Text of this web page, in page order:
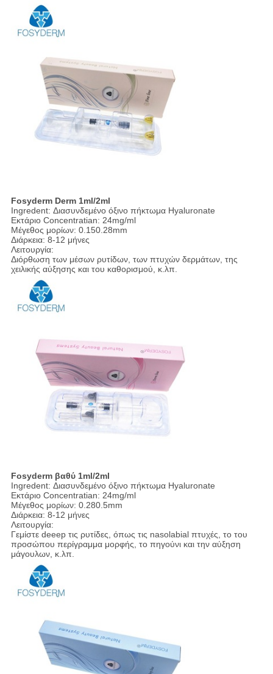
Fosyderm Derm 1ml/2ml
Ingredent: Διασυνδεμένο όξινο πήκτωμα Hyaluronate
Εκτάριο Concentratian: 24mg/ml
Μέγεθος μορίων: 0.150.28mm
Διάρκεια: 8-12 μήνες
Λειτουργία:
Διόρθωση των μέσων ρυτίδων, των πτυχών δερμάτων, της
χειλικής αύξησης και του καθορισμού, κ.λπ.
Fosyderm βαθύ 1ml/2ml
Ingredent: Διασυνδεμένο όξινο πήκτωμα Hyaluronate
Εκτάριο Concentratian: 24mg/ml
Μέγεθος μορίων: 0.280.5mm
Διάρκεια: 8-12 μήνες
Λειτουργία:
Γεμίστε deeep τις ρυτίδες, όπως τις nasolabial πτυχές, το του
προσώπου περίγραμμα μορφής, το πηγούνι και την αύξηση
μάγουλων, κ.λπ.